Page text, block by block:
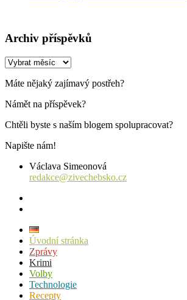
Archiv příspěvků
Archiv
Máte nějaký zajímavý postřeh?
Námět na příspěvek?
Chtěli byste s naším blogem spolupracovat?
Napište nám!
Václava Simeonová
redakce@zivechebsko.cz
Úvodní stránka
Zprávy
Krimi
Volby
Technologie
Recepty